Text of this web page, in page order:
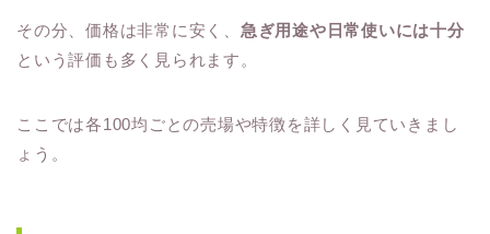
その分、価格は非常に安く、 急ぎ用途や日常使いには十分
という評価も多く見られます。
ここでは各100均ごとの売場や特徴を詳しく見ていきまし
ょう。